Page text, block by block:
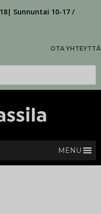
Sunnuntai 10-17 /
OTA YHTEYTTÄ
MENU